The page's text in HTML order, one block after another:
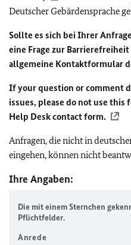
Deutscher Gebärdensprache
Sollte es sich bei Ihrer
eine Frage zur
allgemeine Kontaktformular
If your question or comment
issues, please do not use this
Help Desk contact form.
Anfragen, die nicht in
eingehen, können nicht
Ihre Angaben:
Die mit einem Sternchen
Pflichtfelder.
Anrede